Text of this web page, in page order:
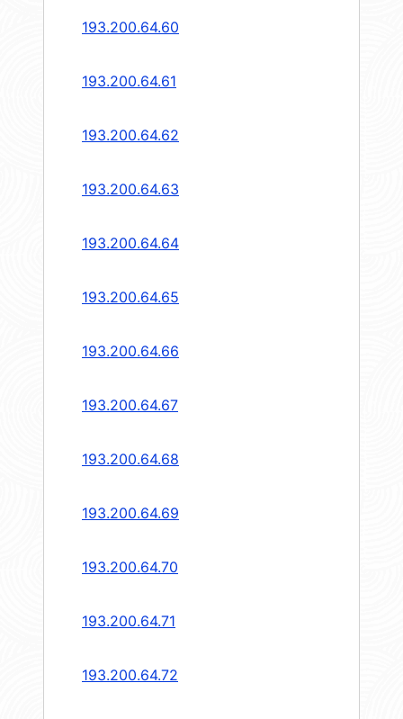
193.200.64.60
193.200.64.61
193.200.64.62
193.200.64.63
193.200.64.64
193.200.64.65
193.200.64.66
193.200.64.67
193.200.64.68
193.200.64.69
193.200.64.70
193.200.64.71
193.200.64.72